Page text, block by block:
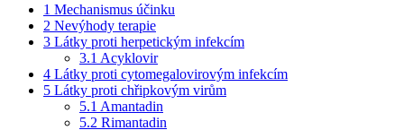
1 Mechanismus účinku
2 Nevýhody terapie
3 Látky proti herpetickým infekcím
3.1 Acyklovir
4 Látky proti cytomegalovirovým infekcím
5 Látky proti chřipkovým virům
5.1 Amantadin
5.2 Rimantadin